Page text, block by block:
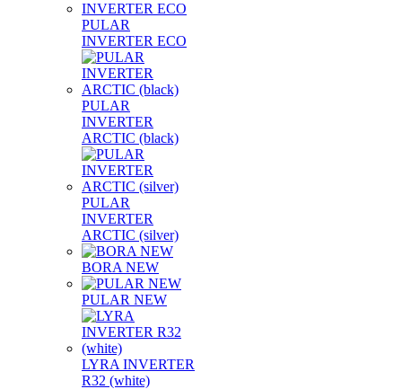
PULAR
INVERTER ECO
PULAR
INVERTER
ARCTIC (black)
PULAR
INVERTER
ARCTIC (silver)
BORA NEW
PULAR NEW
LYRA INVERTER
R32 (white)